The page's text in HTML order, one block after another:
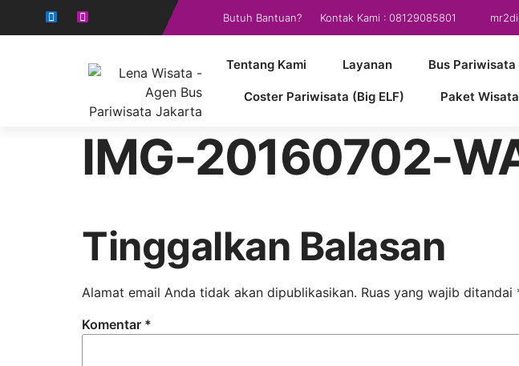
Butuh Bantuan? Kontak Kami : 08129085801
Tentang Kami Layanan Bus Pariwisata
Coster Pariwisata (Big ELF) Paket Wisata
IMG-20160702-
Tinggalkan Balasan
Alamat email Anda tidak akan dipublikasikan. Ruas yang wajib ditandai
Komentar *